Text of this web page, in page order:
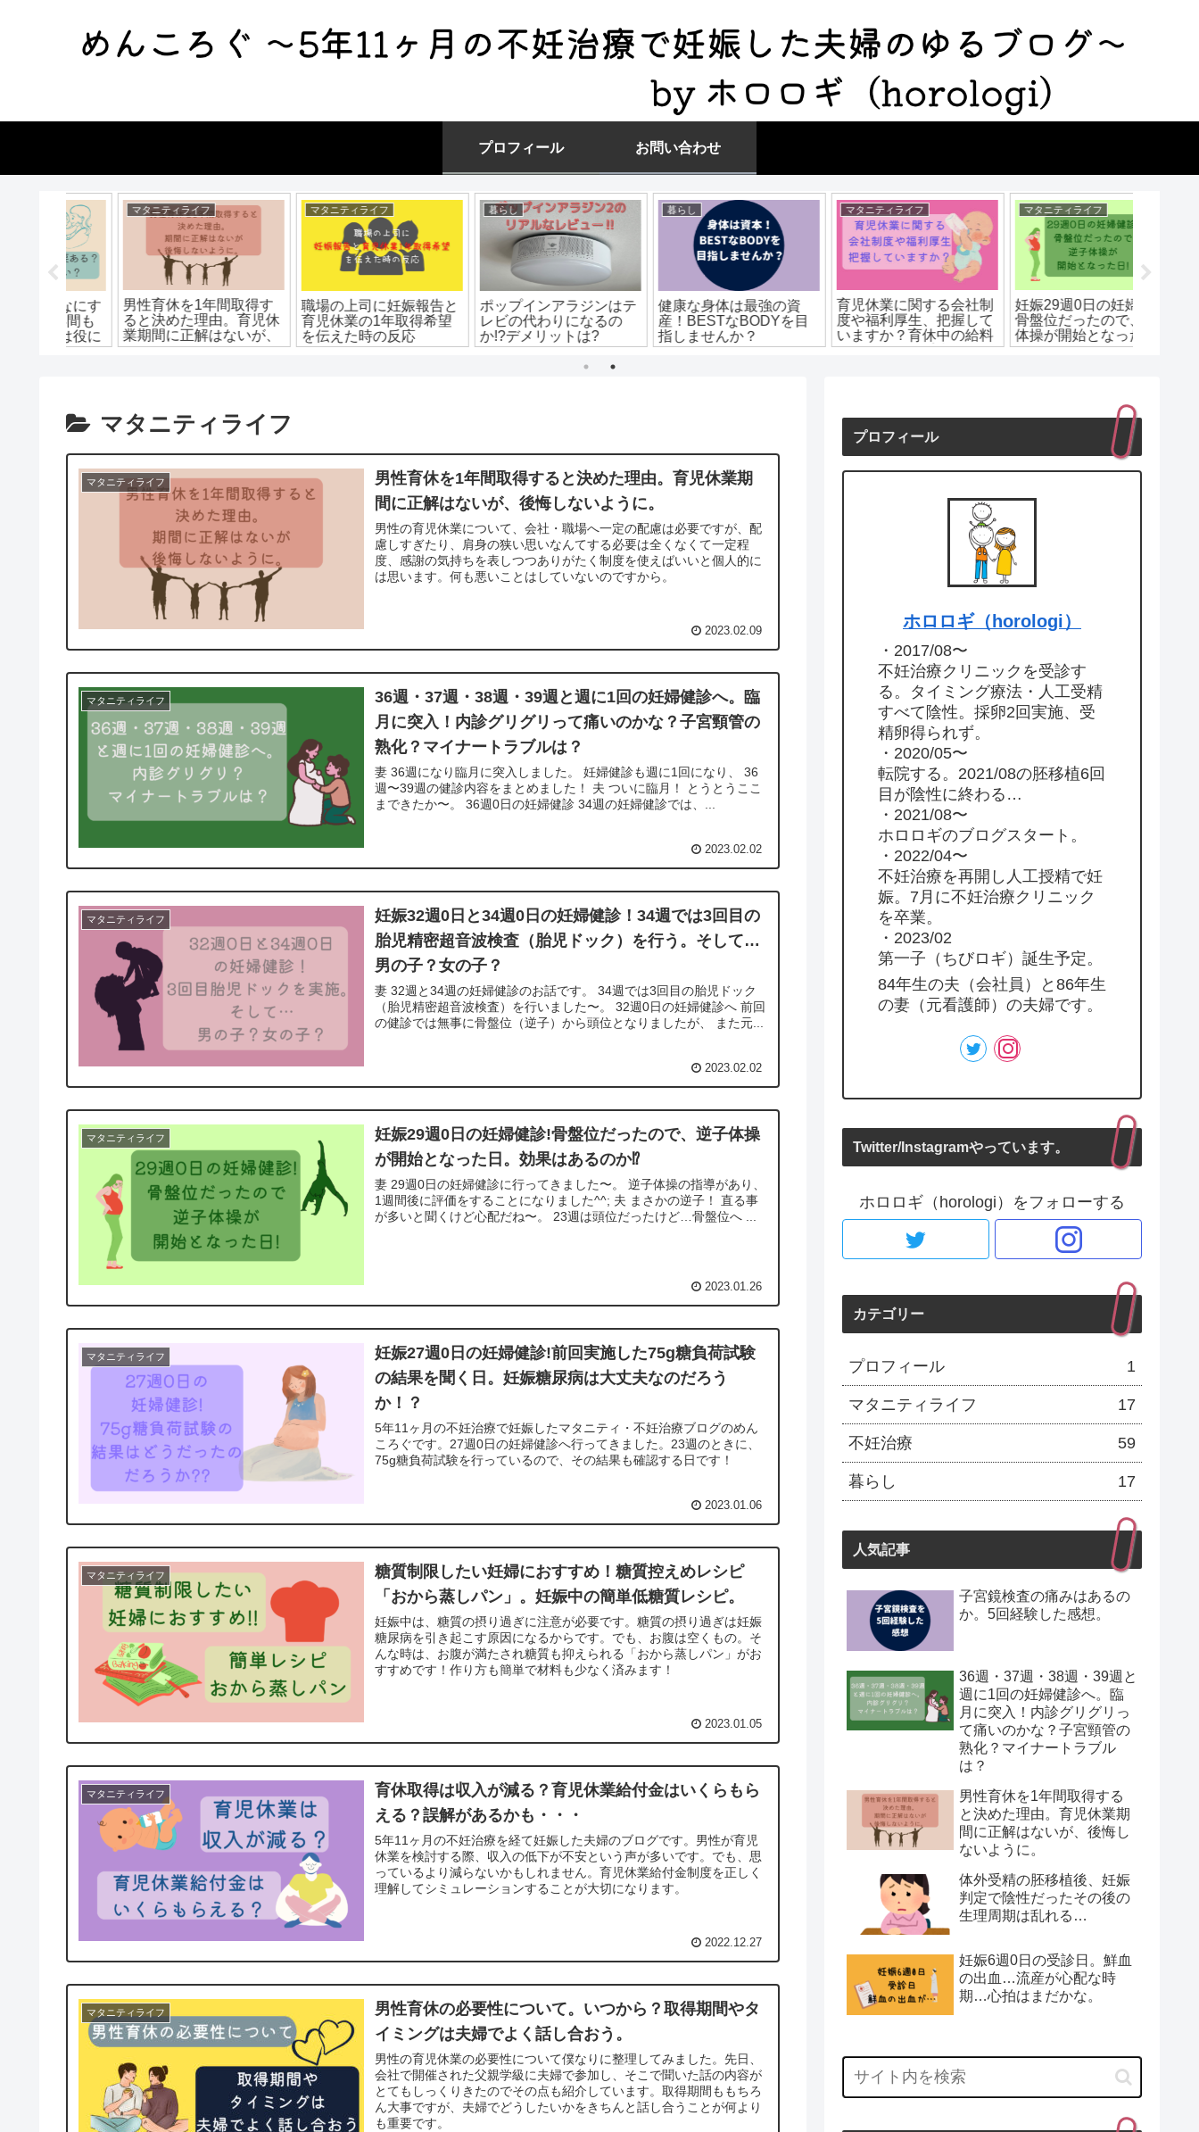
プロフィール お問い合わせ
マタニティライフ
男性育休を1年間取得す
ると決めた理由。育児休
業期間に正解はないが、
後悔しないように。
マタニティライフ
職場の上司に妊娠報告と
育児休業の1年取得希望
を伝えた時の反応
ポップインアラジンはテ
レビの代わりになるの
か!?デメリットは?
暮らし
健康な身体は最強の資
産！BESTなBODYを目
指しませんか？
マタニティライフ
育児休業に関する会社制
度や福利厚生、把握して
いますか？育休中の給料
はどうなる？手当はあ
マタニティライフ
妊娠29週0日の妊婦健診!
骨盤位だったので、逆子
体操が開始となった日。
効果はあるのか⁉
マタニティライフ
マタニティライフ
男性育休を1年間取得すると決めた理由。育児休業期
間に正解はないが、後悔しないように。
男性の育児休業について、会社・職場へ一定の配慮は必要ですが、配
慮しすぎたり、肩身の狭い思いなんてする必要は全くなくて一定程
度、感謝の気持ちを表しつつありがたく制度を使えばいいと個人的に
は思います。何も悪いことはしていないのですから。
2023.02.09
マタニティライフ
36週・37週・38週・39週と週に1回の妊婦健診へ。臨
月に突入！内診グリグリって痛いのかな？子宮頸管の
熟化？マイナートラブルは？
妻 36週になり臨月に突入しました。 妊婦健診も週に1回になり、 36
週〜39週の健診内容をまとめました！ 夫 ついに臨月！ とうとうここ
まできたか〜。 36週0日の妊婦健診 34週の妊婦健診では、...
2023.02.02
マタニティライフ
妊娠32週0日と34週0日の妊婦健診！34週では3回目の
胎児精密超音波検査（胎児ドック）を行う。そして…
男の子？女の子？
妻 32週と34週の妊婦健診のお話です。 34週では3回目の胎児ドック
（胎児精密超音波検査）を行いました〜。 32週0日の妊婦健診へ 前回
の健診では無事に骨盤位（逆子）から頭位となりましたが、 また元...
2023.02.02
マタニティライフ
妊娠29週0日の妊婦健診!骨盤位だったので、逆子体操
が開始となった日。効果はあるのか⁉
妻 29週0日の妊婦健診に行ってきました〜。 逆子体操の指導があり、
1週間後に評価をすることになりました^^; 夫 まさかの逆子！ 直る事
が多いと聞くけど心配だね〜。 23週は頭位だったけど…骨盤位へ ...
2023.01.26
マタニティライフ
妊娠27週0日の妊婦健診!前回実施した75g糖負荷試験
の結果を聞く日。妊娠糖尿病は大丈夫なのだろう
か！？
5年11ヶ月の不妊治療で妊娠したマタニティ・不妊治療ブログのめん
ころぐです。27週0日の妊婦健診へ行ってきました。23週のときに、
75g糖負荷試験を行っているので、その結果も確認する日です！
2023.01.06
マタニティライフ
糖質制限したい妊婦におすすめ！糖質控えめレシピ
「おから蒸しパン」。妊娠中の簡単低糖質レシピ。
妊娠中は、糖質の摂り過ぎに注意が必要です。糖質の摂り過ぎは妊娠
糖尿病を引き起こす原因になるからです。でも、お腹は空くもの。そ
んな時は、お腹が満たされ糖質も抑えられる「おから蒸しパン」がお
すすめです！作り方も簡単で材料も少なく済みます！
2023.01.05
マタニティライフ
育休取得は収入が減る？育児休業給付金はいくらもら
える？誤解があるかも・・・
5年11ヶ月の不妊治療を経て妊娠した夫婦のブログです。男性が育児
休業を検討する際、収入の低下が不安という声が多いです。でも、思
っているより減らないかもしれません。育児休業給付金制度を正しく
理解してシミュレーションすることが大切になります。
2022.12.27
マタニティライフ
男性育休の必要性について。いつから？取得期間やタ
イミングは夫婦でよく話し合おう。
男性の育児休業の必要性について僕なりに整理してみました。先日、
会社で開催された父親学級に夫婦で参加し、そこで聞いた話の内容が
とてもしっくりきたのでその点も紹介しています。取得期間ももちろ
ん大事ですが、夫婦でどうしたいかをきちんと話し合うことが何より
も重要です。
プロフィール
ホロロギ（horologi）
・2017/08〜
不妊治療クリニックを受診す
る。タイミング療法・人工受精
すべて陰性。採卵2回実施、受
精卵得られず。
・2020/05〜
転院する。2021/08の胚移植6回
目が陰性に終わる…
・2021/08〜
ホロロギのブログスタート。
・2022/04〜
不妊治療を再開し人工授精で妊
娠。7月に不妊治療クリニック
を卒業。
・2023/02
第一子（ちびロギ）誕生予定。
84年生の夫（会社員）と86年生
の妻（元看護師）の夫婦です。
Twitter/Instagramやっています。
ホロロギ（horologi）をフォローする
カテゴリー
プロフィール 1
マタニティライフ 17
不妊治療 59
暮らし 17
人気記事
子宮鏡検査の痛みはあるの
か。5回経験した感想。
36週・37週・38週・39週と
週に1回の妊婦健診へ。臨
月に突入！内診グリグリっ
て痛いのかな？子宮頸管の
熟化？マイナートラブル
は？
男性育休を1年間取得する
と決めた理由。育児休業期
間に正解はないが、後悔し
ないように。
体外受精の胚移植後、妊娠
判定で陰性だったその後の
生理周期は乱れる…
妊娠6週0日の受診日。鮮血
の出血…流産が心配な時
期…心拍はまだかな。